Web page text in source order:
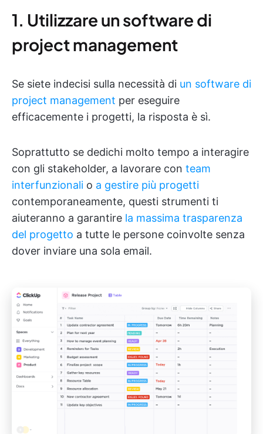
1. Utilizzare un software di
project management
Se siete indecisi sulla necessità di un software di
project management per eseguire
efficacemente i progetti, la risposta è sì.
Soprattutto se dedichi molto tempo a interagire
con gli stakeholder, a lavorare con team
interfunzionali o a gestire più progetti
contemporaneamente, questi strumenti ti
aiuteranno a garantire la massima trasparenza
del progetto a tutte le persone coinvolte senza
dover inviare una sola email.